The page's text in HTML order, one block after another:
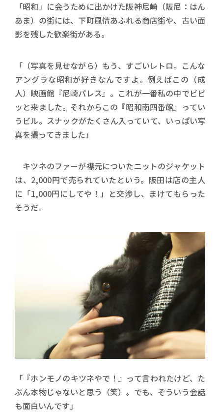
「昭和」に会うために出かけた阪神尼崎（阪尼：はん
あま）の街には、下町風情あふれる商店街や、古い面
影を残した歓楽街がある。
「（写真を見せながら）もう、すごいレトロ。こんな
アングラな昭和が好きなんですよ。例えばこの（成
人）映画館『尼崎パレス』。これが一番私の中でビビ
ッと来ました。それからこの『昭和南四番館』ってい
うビル。スナックがたくさん入っていて、いっぱい写
真を撮ってきました」
キツネのファーが襟元についたニットのジャケット
は、2,000円で売られていたという。阪田は店の主人
に「1,000円にしてや！」と交渉し、まけてもらった
そうだ。
「『ホンモノのキツネやで！』って言われたけど、た
ぶん本物じゃないと思う（笑）。でも、そういう会話
も面白いんです」